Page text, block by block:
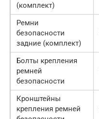
(комплект)
Ремни
безопасности
задние (комплект)
Болты крепления
ремней
безопасности
Кронштейны
крепления ремней